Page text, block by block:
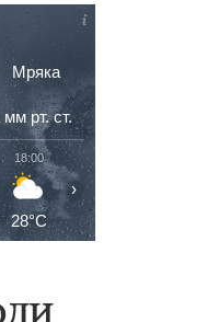
Мряка
мм рт. ст.
18:00
28°C
19:00
27°C
›